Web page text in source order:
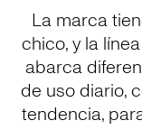
La marca
chico, y la
abarca
de uso diario,
tendencia,